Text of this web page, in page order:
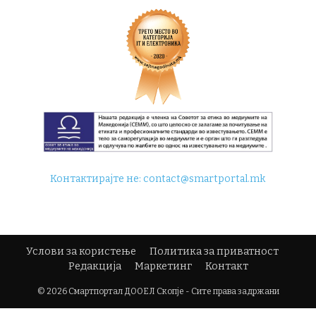
Контактирајте не:contact@smartportal.mk
Услови за користење
Политика за приватност
Редакција
Маркетинг Контакт
© 2026 Смартпортал ДООЕЛ Скопје - Сите права задржани